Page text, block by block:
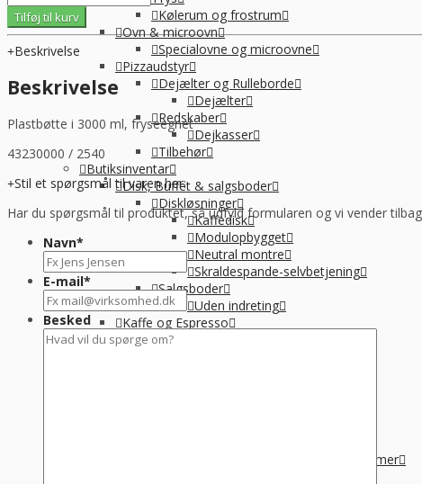
Kølerum og frostrum
Ovn & microovn
Specialovne og microovne
Pizzaudstyr
Dejælter og Rulleborde
Dejælter
Redskaber
Dejkasser
Tilbehør
Butiksinventar
Disk, Buffet & salgsboder
Diskløsninger
Kaffedisk
Modulopbygget
Neutral montre
Skraldespande-selvbetjening
Salgsboder
Uden indreting
Kaffe og Espresso
Kaffemaskine til baristakaffe
Suppegryde, vandvarmer og pølsevarmer
firkantet
fryseegnet
3000
ml
u/låg
antal
Tilføj til kurv
Beskrivelse
Beskrivelse
Plastbøtte i 3000 ml, fryseegnet
43230000 / 2540
Stil et spørgsmål til varen her:
Har du spørgsmål til produktet, så udfyld formularen og vi vender
Navn*
E-mail*
Besked